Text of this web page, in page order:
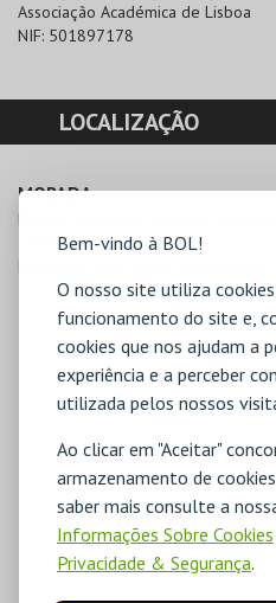
Bem-vindo à BOL!
O nosso site utiliza
funcionamento do site e,
cookies que nos ajudam a
experiência e a perceber
utilizada pelos nossos
Ao clicar em "Aceitar"
armazenamento de
saber mais consulte a
Informações Sobre Cookies
Privacidade & Segurança.
Associação Académica de Lisboa
NIF: 501897178
LOCALIZAÇÃO
MORADA
Rua da Cintura do Porto de Lisboa,
1200-109 Lisboa
Direcções para Assoc. Acad. Lisboa